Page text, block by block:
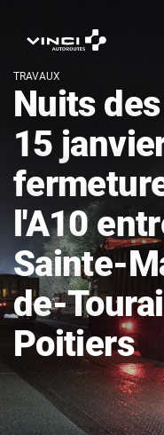
TRAVAUX
Nuits
15
l'A10
Sainte-
de-
Poitiers